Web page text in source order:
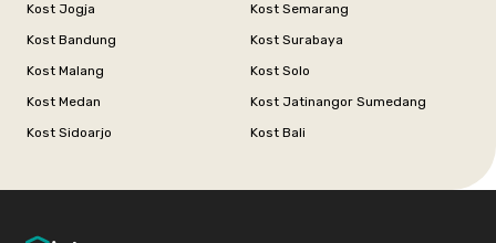
Kost Jogja
Kost Semarang
Kost Bandung
Kost Surabaya
Kost Malang
Kost Solo
Kost Medan
Kost Jatinangor Sumedang
Kost Sidoarjo
Kost Bali